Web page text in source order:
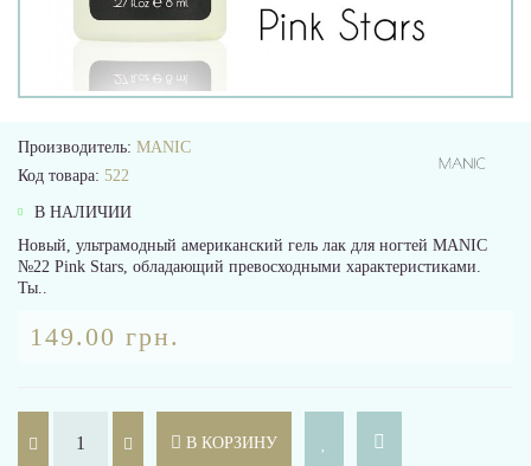
Производитель: MANIC
Код товара: 522
В НАЛИЧИИ
Новый, ультрамодный американский гель лак для ногтей MANIC
№22 Pink Stars, обладающий превосходными характеристиками.
Ты..
149.00 грн.
В КОРЗИНУ